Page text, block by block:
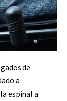
de
a
espinal a